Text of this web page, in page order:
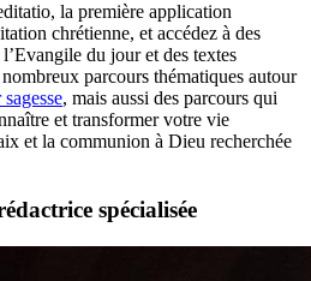
la première application
chrétienne, et accédez à des
du jour et des textes
parcours thématiques autour
, mais aussi des parcours qui
et transformer votre vie
et la communion à Dieu recherchée
spécialisée